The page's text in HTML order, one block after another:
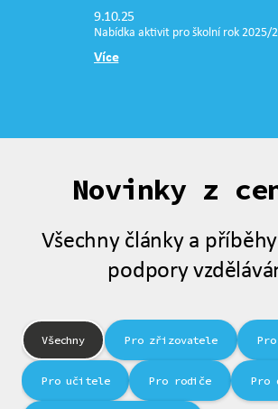
9.10.25
Nabídka aktivit pro školní rok 2025/
Více
Novinky z
Všechny články a
podpory
Všechny Pro zřizovatele
Pro učitele Pro rodiče Pro